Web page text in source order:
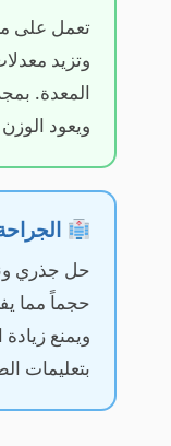
تعمل على
وتزيد
المعدة.
ويعود الوزن
حل جذري
حجماً مما
ويمنع
بتعليمات